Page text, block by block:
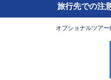
旅行先での注
オプショナルツア